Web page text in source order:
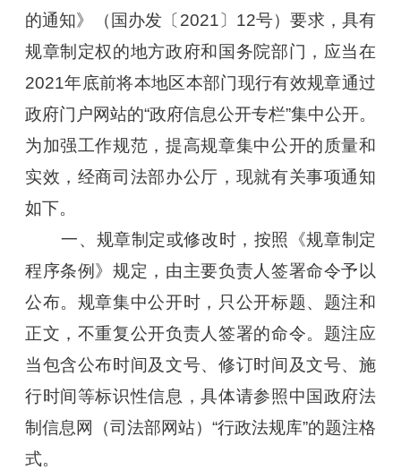
的通知》（国办发〔2021〕12号）要求，具有
规章制定权的地方政府和国务院部门，应当在
2021年底前将本地区本部门现行有效规章通过
政府门户网站的“政府信息公开专栏”集中公开。
为加强工作规范，提高规章集中公开的质量和
实效，经商司法部办公厅，现就有关事项通知
如下。
一、规章制定或修改时，按照《规章制定
程序条例》规定，由主要负责人签署命令予以
公布。规章集中公开时，只公开标题、题注和
正文，不重复公开负责人签署的命令。题注应
当包含公布时间及文号、修订时间及文号、施
行时间等标识性信息，具体请参照中国政府法
制信息网（司法部网站）“行政法规库”的题注格
式。